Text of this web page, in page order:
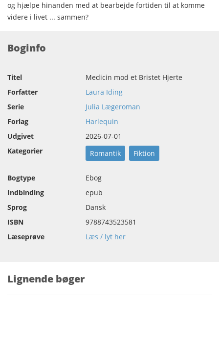
og hjælpe hinanden med at bearbejde fortiden til at komme
videre i livet ... sammen?
Boginfo
Titel
Medicin mod et Bristet Hjerte
Forfatter
Laura Iding
Serie
Julia Lægeroman
Forlag
Harlequin
Udgivet
2026-07-01
Kategorier
Romantik Fiktion
Bogtype
Ebog
Indbinding
epub
Sprog
Dansk
ISBN
9788743523581
Læseprøve
Læs / lyt her
Lignende bøger